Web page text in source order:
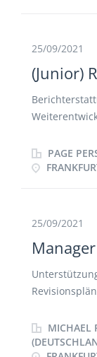
Kontrolle des
25/09/2021
(Junior)
Maßnahmen
Methoden
PAGE
25/09/2021
MICHAEL